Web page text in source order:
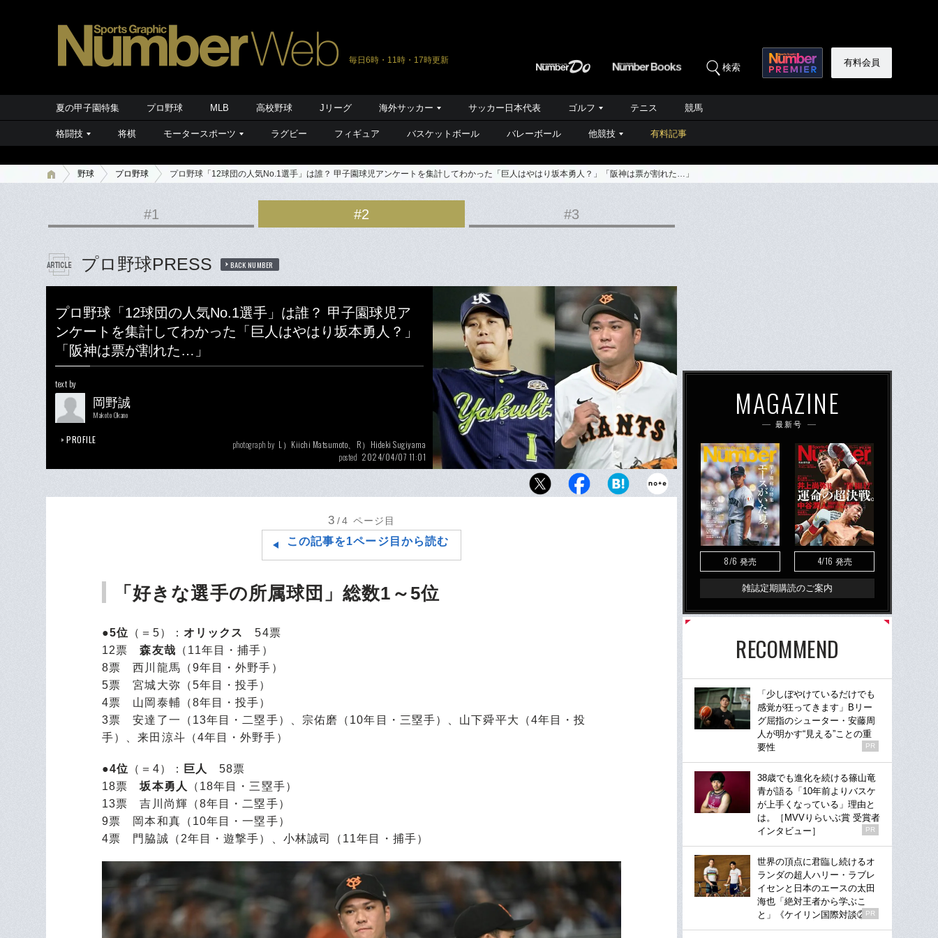
毎日6時・11時・17時更新
検索 有料会員
夏の甲子園特集 プロ野球 MLB 高校野球 Jリーグ 海外サッカー サッカー日本代表 ゴルフ テニス 競馬
格闘技 将棋 モータースポーツ ラグビー フィギュア バスケットボール バレーボール 他競技 有料記事
野球 プロ野球 プロ野球「12球団の人気No.1選手」は誰？ 甲子園球児アンケートを集計してわかった「巨人はやはり坂本勇人？」「阪神は票が割れた…」
#1 #2 #3
プロ野球PRESS BACK NUMBER
プロ野球「12球団の人気No.1選手」は誰？ 甲子園球児ア
ンケートを集計してわかった「巨人はやはり坂本勇人？」
「阪神は票が割れた…」
text by
岡野誠
Makoto Okano
PROFILE photograph by L）Kiichi Matsumoto、R）Hideki Sugiyama
posted 2024/04/07 11:01
センバツ球児が選ぶ12球団「チームの人気No.1選手」は
3 /4 ページ目
この記事を1ページ目から読む
「好きな選手の所属球団」総数1～5位
●5位 （＝5）： オリックス
54票
12票森友哉 （11年目・捕手）
8票 西川龍馬（9年目・外野手）
5票 宮城大弥（5年目・投手）
4票 山岡泰輔（8年目・投手）
3票 安達了一（13年目・二塁手）、宗佑磨（10年目・三塁手）、山下舜平大（4年目・投
手）、来田涼斗（4年目・外野手）
●4位 （＝4）： 巨人
58票
18票坂本勇人
（18年目・三塁手）
13票 吉川尚輝（8年目・二塁手）
9票 岡本和真（10年目・一塁手）
4票 門脇誠（2年目・遊撃手）、小林誠司（11年目・捕手）
MAGAZINE
最新号
8/6 発売 4/16 発売
雑誌定期購読のご案内
RECOMMEND
「少しぼやけているだけでも
感覚が狂ってきます」Bリー
グ屈指のシューター・安藤周
人が明かす“見える”ことの重
要性
PR
38歳でも進化を続ける篠山竜
青が語る「10年前よりバスケ
が上手くなっている」理由と
は。［MVVりらいぶ賞 受賞者
インタビュー］
PR
世界の頂点に君臨し続けるオ
ランダの超人ハリー・ラブレ
イセンと日本のエースの太田
海也「絶対王者から学ぶこ
と」《ケイリン国際対談②》
PR